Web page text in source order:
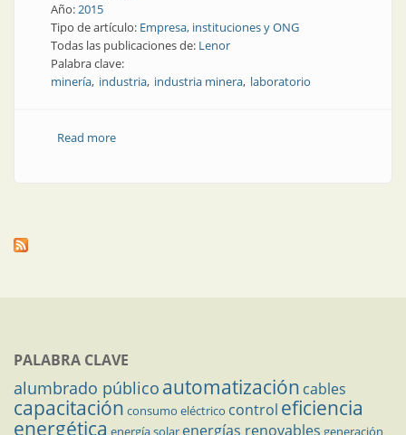
Año:2015
Tipo de artículo: Empresa, instituciones y ONG
Todas las publicaciones de: Lenor
Palabra clave:
minería industria industria minera laboratorio
Read moreabout Nuevas instalaciones | Nuevo laboratorio para
PALABRA CLAVE
alumbrado público automatización cables
capacitación consumo eléctrico control eficiencia
energética energía solar energías renovables generación